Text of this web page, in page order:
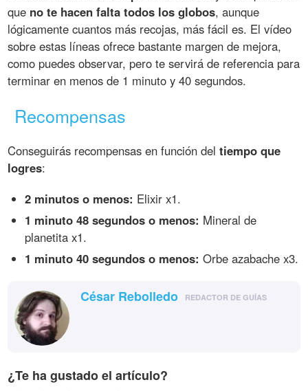
que no te hacen falta todos los globos, aunque
lógicamente cuantos más recojas, más fácil es. El vídeo
sobre estas líneas ofrece bastante margen de mejora,
como puedes observar, pero te servirá de referencia para
terminar en menos de 1 minuto y 40 segundos.
Recompensas
Conseguirás recompensas en función deltiempo que
logres:
2 minutos o menos: Elixir x1.
1 minuto 48 segundos o menos: Mineral de
planetita x1.
1 minuto 40 segundos o menos: Orbe azabache x3.
César Rebolledo REDACTOR DE GUÍAS
¿Te ha gustado el artículo?